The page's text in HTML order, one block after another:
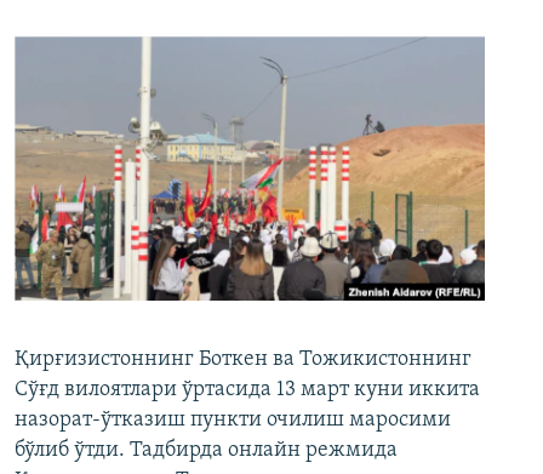
Қирғизистоннинг Боткен ва Тожикистоннинг
Сўғд вилоятлари ўртасида 13 март куни иккита
назорат-ўтказиш пункти очилиш маросими
бўлиб ўтди. Тадбирда онлайн режмида